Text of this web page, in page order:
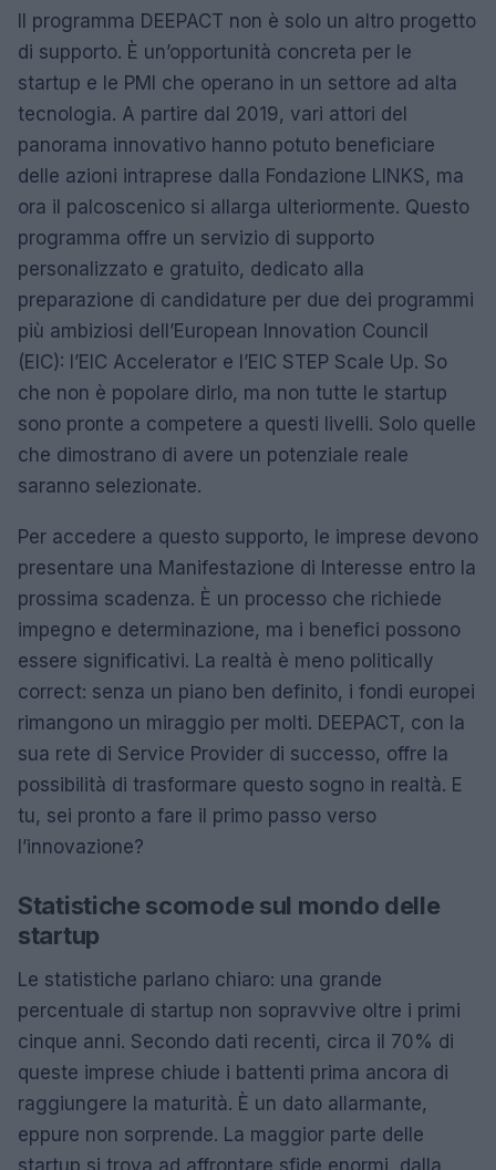
Il programma DEEPACT non è solo un altro progetto
di supporto. È un’opportunità concreta per le
startup e le PMI che operano in un settore ad alta
tecnologia. A partire dal 2019, vari attori del
panorama innovativo hanno potuto beneficiare
delle azioni intraprese dalla Fondazione LINKS, ma
ora il palcoscenico si allarga ulteriormente. Questo
programma offre un servizio di supporto
personalizzato e gratuito, dedicato alla
preparazione di candidature per due dei programmi
più ambiziosi dell’European Innovation Council
(EIC): l’EIC Accelerator e l’EIC STEP Scale Up. So
che non è popolare dirlo, ma non tutte le startup
sono pronte a competere a questi livelli. Solo quelle
che dimostrano di avere un potenziale reale
saranno selezionate.
Per accedere a questo supporto, le imprese devono
presentare una Manifestazione di Interesse entro la
prossima scadenza. È un processo che richiede
impegno e determinazione, ma i benefici possono
essere significativi. La realtà è meno politically
correct: senza un piano ben definito, i fondi europei
rimangono un miraggio per molti. DEEPACT, con la
sua rete di Service Provider di successo, offre la
possibilità di trasformare questo sogno in realtà. E
tu, sei pronto a fare il primo passo verso
l’innovazione?
Statistiche scomode sul mondo delle
startup
Le statistiche parlano chiaro: una grande
percentuale di startup non sopravvive oltre i primi
cinque anni. Secondo dati recenti, circa il 70% di
queste imprese chiude i battenti prima ancora di
raggiungere la maturità. È un dato allarmante,
eppure non sorprende. La maggior parte delle
startup si trova ad affrontare sfide enormi, dalla